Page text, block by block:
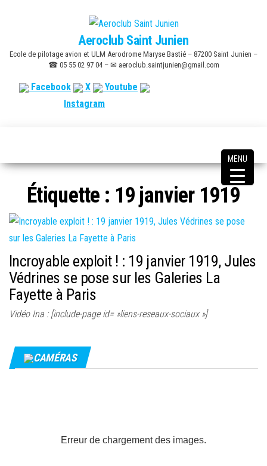
content
Aeroclub Saint Junien
Ecole de pilotage avion et ULM Aerodrome Maryse Bastié – 87200 Saint Junien –
☎ 05 55 02 97 04 – ✉ aeroclub.saintjunien@gmail.com
Facebook X
Youtube
Instagram
Étiquette : 19 janvier 1919
Incroyable exploit ! : 19 janvier 1919, Jules
Védrines se pose sur les Galeries La
Fayette à Paris
Vidéo Ina : [include-page id= »liens-reseaux-sociaux »]
CAMÉRAS
Erreur de chargement des images.
MENU